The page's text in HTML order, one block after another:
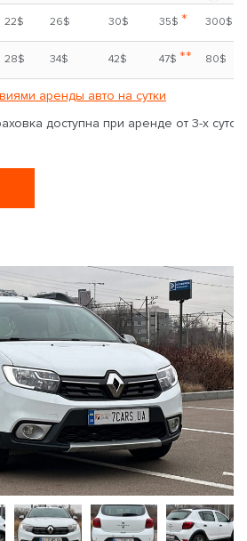
22$ 26$ 30$ 35$ * 300$
28$ 34$ 42$ 47$ ** 80$
аренды авто на сутки
доступна при аренде от 3-х суток